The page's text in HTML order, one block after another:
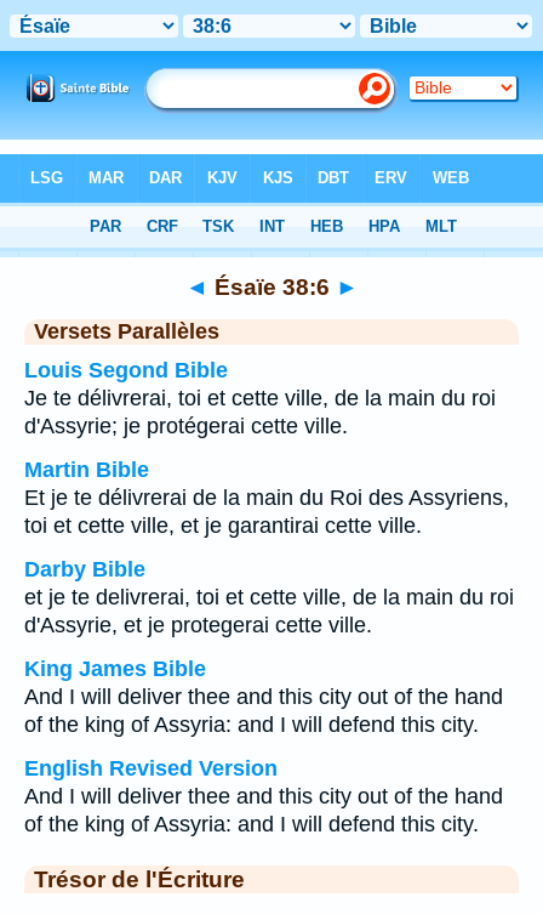
Chapitre 38> Verset 6
◄ Ésaïe 38:6 ►
Versets Parallèles
Louis Segond Bible
Je te délivrerai, toi et cette ville, de la main du roi
d'Assyrie; je protégerai cette ville.
Martin Bible
Et je te délivrerai de la main du Roi des Assyriens,
toi et cette ville, et je garantirai cette ville.
Darby Bible
et je te delivrerai, toi et cette ville, de la main du roi
d'Assyrie, et je protegerai cette ville.
King James Bible
And I will deliver thee and this city out of the hand
of the king of Assyria: and I will defend this city.
English Revised Version
And I will deliver thee and this city out of the hand
of the king of Assyria: and I will defend this city.
Trésor de l'Écriture